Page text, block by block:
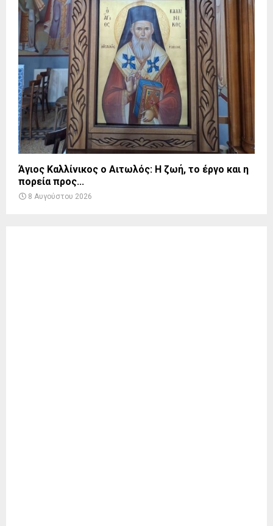
Άγιος Καλλίνικος ο Αιτωλός: Η ζωή, το έργο και η
πορεία προς...
8 Αυγούστου 2026